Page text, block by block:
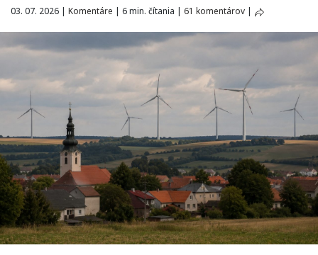
03. 07. 2026 | Komentáre | 6 min. čítania | 61 komentárov |